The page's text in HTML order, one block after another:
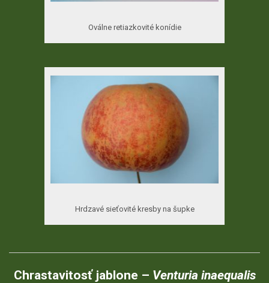
Oválne retiazkovité konídie
Hrdzavé sieťovité kresby na šupke
Chrastavitosť jablone – Venturia inaequalis